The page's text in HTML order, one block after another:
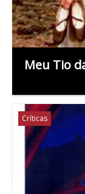
Meu Tio
Críticas